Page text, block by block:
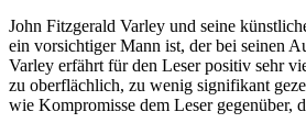
John Fitzgerald Varley und seine
ein vorsichtiger Mann ist, der bei seinen
Varley erfährt für den Leser positiv sehr
zu oberflächlich, zu wenig signifikant
wie Kompromisse dem Leser gegenüber,